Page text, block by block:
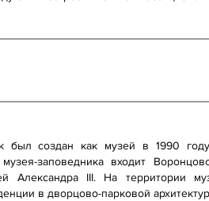
был создан как музей в 1990
заповедника входит
Александра III. На территории
в дворцово-парковой